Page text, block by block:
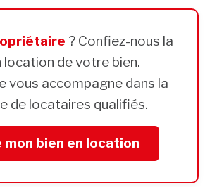
? Confiez-nous la
location de votre bien.
vous accompagne dans la
de locataires qualifiés.
bien en location